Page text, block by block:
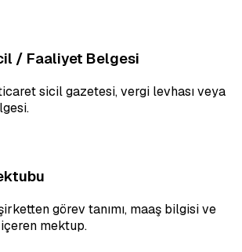
/ Faaliyet Belgesi
sicil gazetesi, vergi levhası veya
şirketten görev tanımı, maaş bilgisi ve
mektup.